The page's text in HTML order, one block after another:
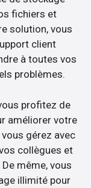
fichiers et
solution, vous
client
à toutes vos
problèmes.
profitez de
améliorer votre
gérez avec
collègues et
même, vous
illimité pour